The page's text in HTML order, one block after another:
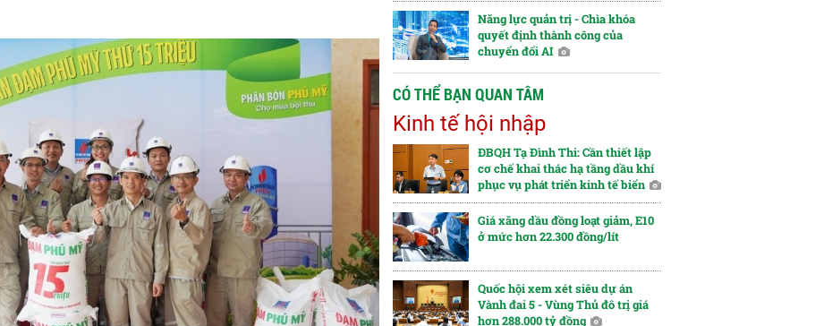
Năng lực quản trị - Chìa khóa
quyết định thành công của
chuyển đổi AI
CÓ THỂ BẠN QUAN TÂM
Kinh tế hội nhập
ĐBQH Tạ Đình Thi: Cần thiết lập
cơ chế khai thác hạ tầng dầu khí
phục vụ phát triển kinh tế biển
Giá xăng dầu đồng loạt giảm, E10
ở mức hơn 22.300 đồng/lít
Quốc hội xem xét siêu dự án
Vành đai 5 - Vùng Thủ đô trị giá
hơn 288.000 tỷ đồng